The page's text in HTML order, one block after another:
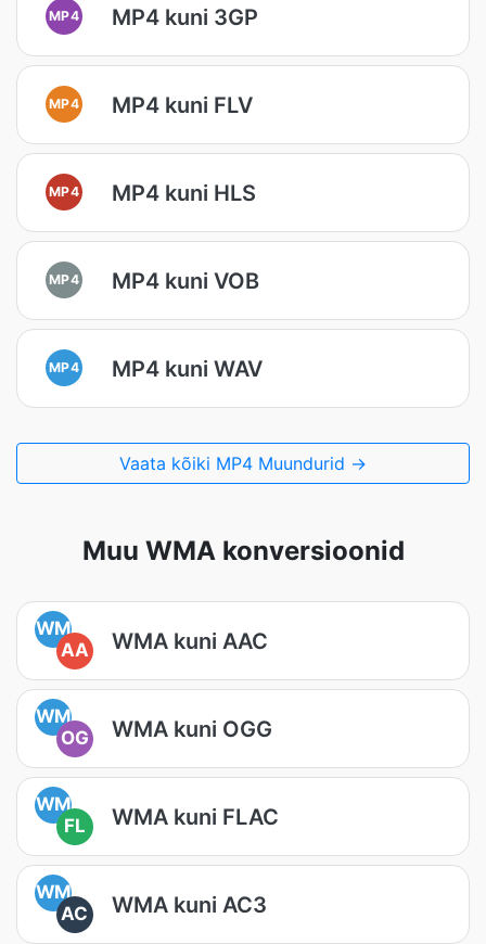
MP4 MP4 kuni 3GP
MP4 MP4 kuni FLV
MP4 MP4 kuni HLS
MP4 MP4 kuni VOB
MP4 MP4 kuni WAV
Vaata kõiki MP4 Muundurid →
Muu WMA konversioonid
WM
AA
WMA kuni AAC
WM
OG
WMA kuni OGG
WM
FL
WMA kuni FLAC
WM
AC
WMA kuni AC3